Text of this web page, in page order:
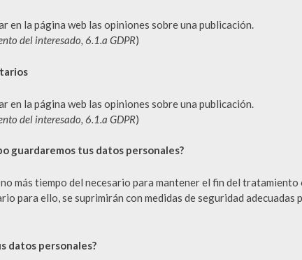
en la página web las opiniones sobre una publicación.
del interesado, 6.1.a GDPR)
en la página web las opiniones sobre una publicación.
del interesado, 6.1.a GDPR)
guardaremos tus datos personales?
más tiempo del necesario para mantener el fin del
para ello, se suprimirán con medidas de seguridad
datos personales?